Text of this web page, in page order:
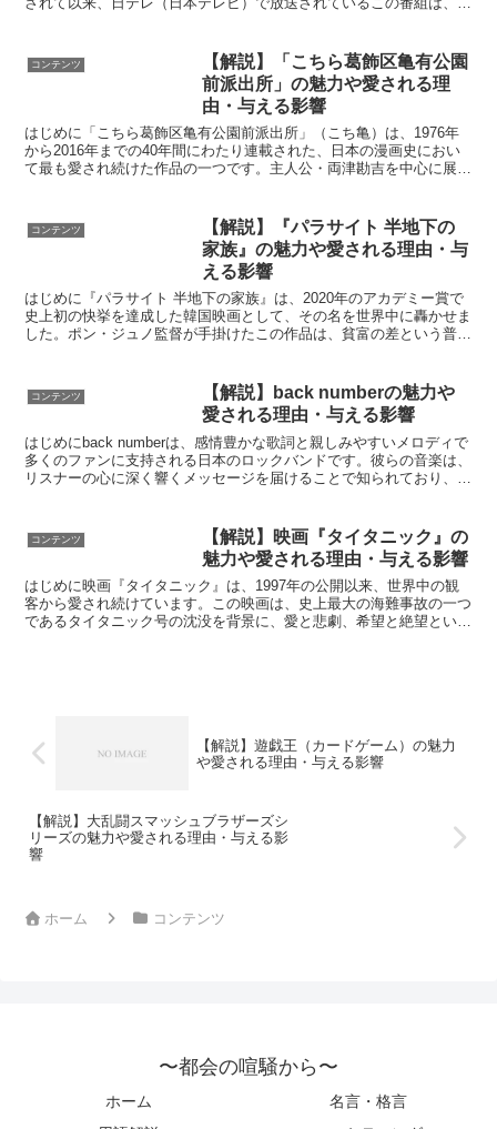
コンテンツ
【解説】「こちら葛飾区亀有公園
前派出所」の魅力や愛される理
由・与える影響
はじめに「こちら葛飾区亀有公園前派出所」（こち亀）は、1976年
から2016年までの40年間にわたり連載された、日本の漫画史におい
て最も愛され続けた作品の一つです。主人公・両津勘吉を中心に展開
コンテンツ
【解説】『パラサイト 半地下の
家族』の魅力や愛される理由・与
える影響
はじめに『パラサイト 半地下の家族』は、2020年のアカデミー賞で
史上初の快挙を達成した韓国映画として、その名を世界中に轟かせま
した。ポン・ジュノ監督が手掛けたこの作品は、貧富の差という普遍
コンテンツ
【解説】back numberの魅力や
愛される理由・与える影響
はじめにback numberは、感情豊かな歌詞と親しみやすいメロディで
多くのファンに支持される日本のロックバンドです。彼らの音楽は、
リスナーの心に深く響くメッセージを届けることで知られており、特
コンテンツ
【解説】映画『タイタニック』の
魅力や愛される理由・与える影響
はじめに映画『タイタニック』は、1997年の公開以来、世界中の観
客から愛され続けています。この映画は、史上最大の海難事故の一つ
であるタイタニック号の沈没を背景に、愛と悲劇、希望と絶望という
【解説】遊戯王（カードゲーム）の魅力
や愛される理由・与える影響
【解説】大乱闘スマッシュブラザーズシ
リーズの魅力や愛される理由・与える影
響
ホーム コンテンツ
〜都会の喧騒から〜
ホーム
名言・格言